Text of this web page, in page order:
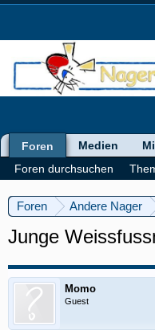
Foren Andere Nager
Junge
Momo
Guest
Foren
Foren durchsuchen
Medien